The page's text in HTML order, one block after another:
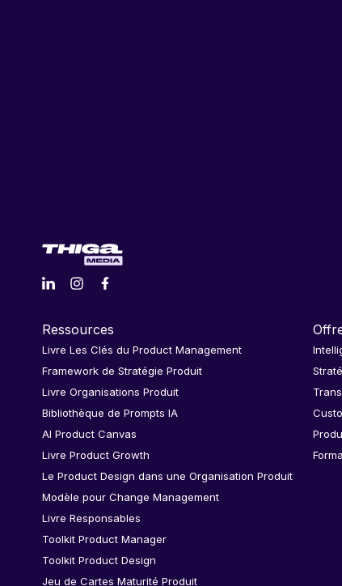
Ressources
Livre Les Clés du Product Management
Framework de Stratégie Produit
Livre Organisations Produit
Bibliothèque de Prompts IA
AI Product Canvas
Livre Product Growth
Le Product Design dans une Organisation Produit
Modèle pour Change Management
Livre Responsables
Toolkit Product Manager
Toolkit Product Design
Jeu de Cartes Maturité Produit